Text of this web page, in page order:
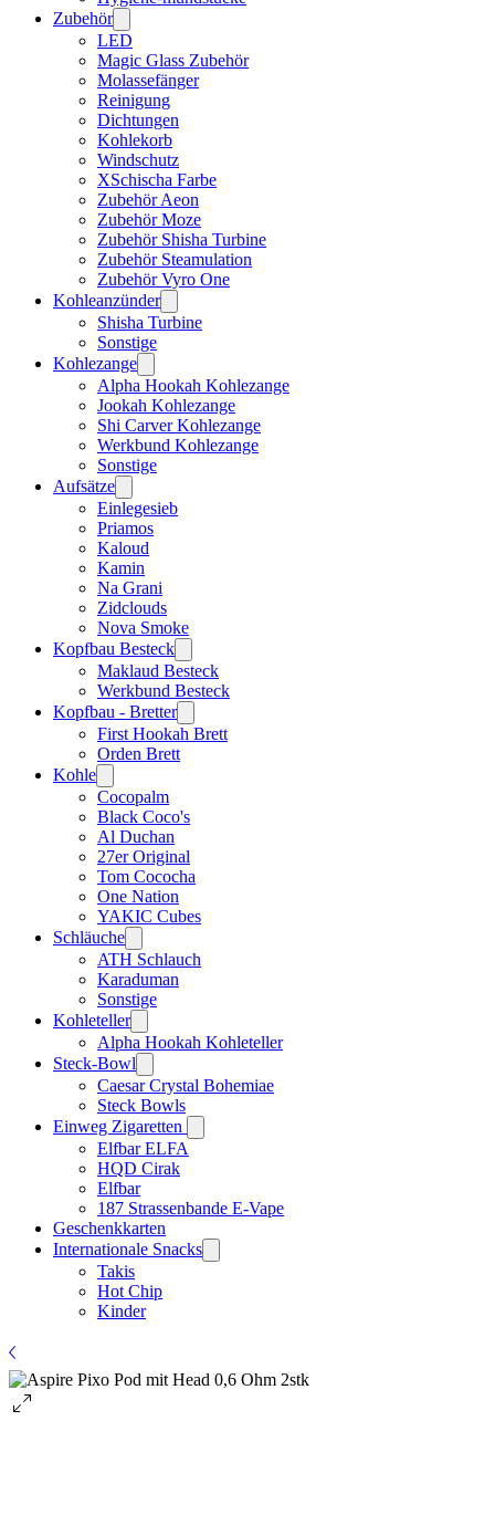
Zubehör
LED
Magic Glass Zubehör
Molassefänger
Reinigung
Dichtungen
Kohlekorb
Windschutz
XSchischa Farbe
Zubehör Aeon
Zubehör Moze
Zubehör Shisha Turbine
Zubehör Steamulation
Zubehör Vyro One
Kohleanzünder
Shisha Turbine
Sonstige
Kohlezange
Alpha Hookah Kohlezange
Jookah Kohlezange
Shi Carver Kohlezange
Werkbund Kohlezange
Sonstige
Aufsätze
Einlegesieb
Priamos
Kaloud
Kamin
Na Grani
Zidclouds
Nova Smoke
Kopfbau Besteck
Maklaud Besteck
Werkbund Besteck
Kopfbau - Bretter
First Hookah Brett
Orden Brett
Kohle
Cocopalm
Black Coco's
Al Duchan
27er Original
Tom Cococha
One Nation
YAKIC Cubes
Schläuche
ATH Schlauch
Karaduman
Sonstige
Kohleteller
Alpha Hookah Kohleteller
Steck-Bowl
Caesar Crystal Bohemiae
Steck Bowls
Einweg Zigaretten
Elfbar ELFA
HQD Cirak
Elfbar
187 Strassenbande E-Vape
Geschenkkarten
Internationale Snacks
Takis
Hot Chip
Kinder